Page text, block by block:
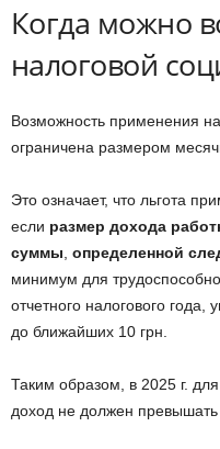
Когда можно
налоговой
Возможность применения
ограничена размером
Это означает, что льгота
если размер дохода
суммы определенной
минимум для
отчетного налогового
до ближайших 10 грн.
Таким образом, в 2025 г.
доход не должен превышать